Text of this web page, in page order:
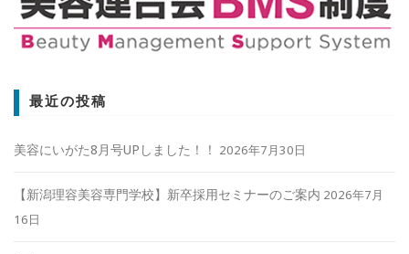
最近の投稿
美容にいがた8月号UPしました！！ 2026年7月30日
【新潟理容美容専門学校】新卒採用セミナーのご案内 2026年7月
16日